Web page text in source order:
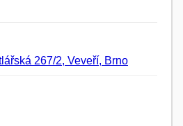
267/2, Veveří, Brno